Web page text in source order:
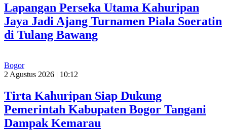
Lapangan Perseka Utama Kahuripan
Jaya Jadi Ajang Turnamen Piala Soeratin
di Tulang Bawang
Bogor
2 Agustus 2026 | 10:12
Tirta Kahuripan Siap Dukung
Pemerintah Kabupaten Bogor Tangani
Dampak Kemarau